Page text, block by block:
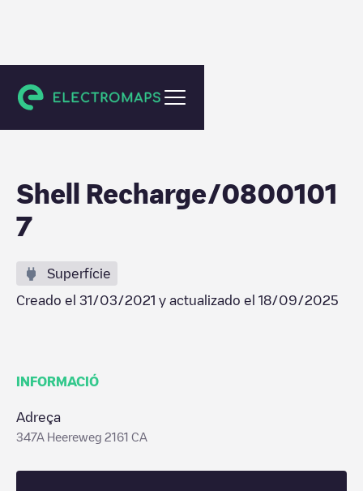
Lisse
Shell Recharge/0800101
7
Superfície
Creado el 31/03/2021 y actualizado el 18/09/2025
INFORMACIÓ
Adreça
347A Heereweg 2161 CA